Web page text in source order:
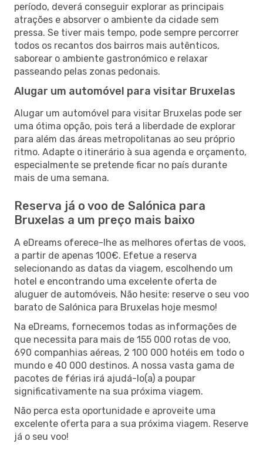
período, deverá conseguir explorar as principais
atrações e absorver o ambiente da cidade sem
pressa. Se tiver mais tempo, pode sempre percorrer
todos os recantos dos bairros mais autênticos,
saborear o ambiente gastronómico e relaxar
passeando pelas zonas pedonais.
Alugar um automóvel para visitar Bruxelas
Alugar um automóvel para visitar Bruxelas pode ser
uma ótima opção, pois terá a liberdade de explorar
para além das áreas metropolitanas ao seu próprio
ritmo. Adapte o itinerário à sua agenda e orçamento,
especialmente se pretende ficar no país durante
mais de uma semana.
Reserva já o voo de Salónica para
Bruxelas a um preço mais baixo
A eDreams oferece-lhe as melhores ofertas de voos,
a partir de apenas 100€. Efetue a reserva
selecionando as datas da viagem, escolhendo um
hotel e encontrando uma excelente oferta de
aluguer de automóveis. Não hesite: reserve o seu voo
barato de Salónica para Bruxelas hoje mesmo!
Na eDreams, fornecemos todas as informações de
que necessita para mais de 155 000 rotas de voo,
690 companhias aéreas, 2 100 000 hotéis em todo o
mundo e 40 000 destinos. A nossa vasta gama de
pacotes de férias irá ajudá-lo(a) a poupar
significativamente na sua próxima viagem.
Não perca esta oportunidade e aproveite uma
excelente oferta para a sua próxima viagem. Reserve
já o seu voo!